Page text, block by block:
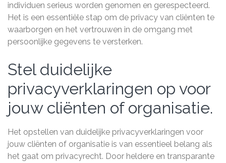
individuen serieus worden genomen en gerespecteerd.
Het is een essentiële stap om de privacy van cliënten te
waarborgen en het vertrouwen in de omgang met
persoonlijke gegevens te versterken.
Stel duidelijke
privacyverklaringen op voor
jouw cliënten of organisatie.
Het opstellen van duidelijke privacyverklaringen voor
jouw cliënten of organisatie is van essentieel belang als
het gaat om privacyrecht. Door heldere en transparante